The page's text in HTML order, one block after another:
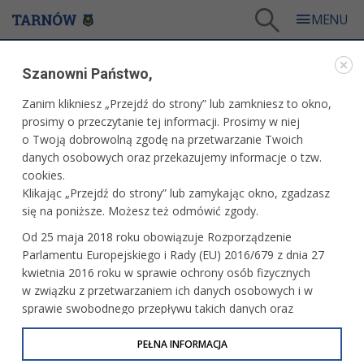
GALERIA - SPORT 2015
Extraliga żużla. Mecz Unia Tarnów -
MoneymakesMoney.pl Stal Gorzów
Wyścig kurierów - prolog
Jubileusz 50-lecia sekcji koszykówki
kobiet w MKS "Pałac Młodzieży"
Szanowni Państwo,
Zanim klikniesz „Przejdź do strony” lub zamkniesz to okno,
prosimy o przeczytanie tej informacji. Prosimy w niej
o Twoją dobrowolną zgodę na przetwarzanie Twoich
danych osobowych oraz przekazujemy informacje o tzw.
cookies.
Klikając „Przejdź do strony” lub zamykając okno, zgadzasz
się na poniższe. Możesz też odmówić zgody.
Od 25 maja 2018 roku obowiązuje Rozporządzenie
Parlamentu Europejskiego i Rady (EU) 2016/679 z dnia 27
kwietnia 2016 roku w sprawie ochrony osób fizycznych
w związku z przetwarzaniem ich danych osobowych i w
sprawie swobodnego przepływu takich danych oraz
uchylenia dyrektywy 95/46/WE (określane jako RODO, GDPR
lub Ogólne Rozporządzenie o Ochronie Danych
PEŁNA INFORMACJA